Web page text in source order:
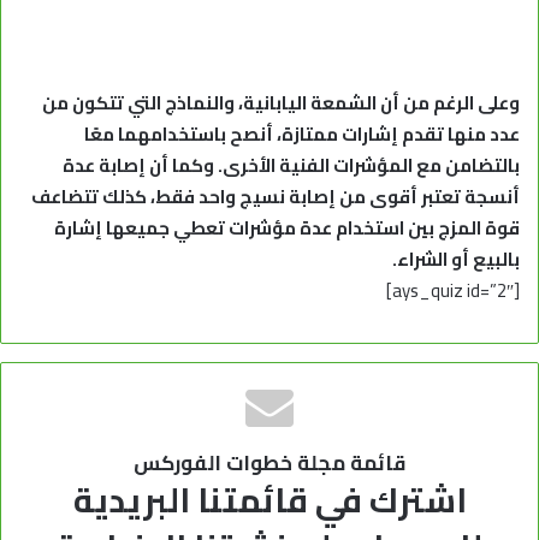
وعلى الرغم من أن الشمعة اليابانية، والنماذج التي تتكون من
عدد منها تقدم إشارات ممتازة، أنصح باستخدامهما معًا
بالتضامن مع المؤشرات الفنية الأخرى. وكما أن إصابة عدة
أنسجة تعتبر أقوى من إصابة نسيج واحد فقط، كذلك تتضاعف
قوة المزج بين استخدام عدة مؤشرات تعطي جميعها إشارة
بالبيع أو الشراء.
[ays_quiz id=”2″]
قائمة مجلة خطوات الفوركس
اشترك في قائمتنا البريدية